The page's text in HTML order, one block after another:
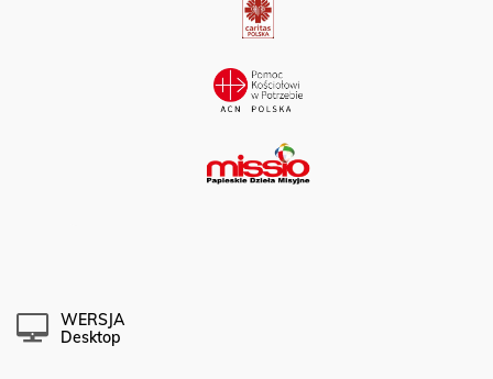
WERSJA
Desktop